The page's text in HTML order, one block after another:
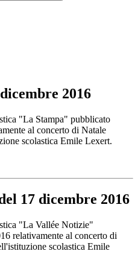
2016
"La Stampa" pubblicato
al concerto di Natale
scolastica Emile Lexert.
17 dicembre 2016
"La Vallée Notizie"
relativamente al concerto di
scolastica Emile